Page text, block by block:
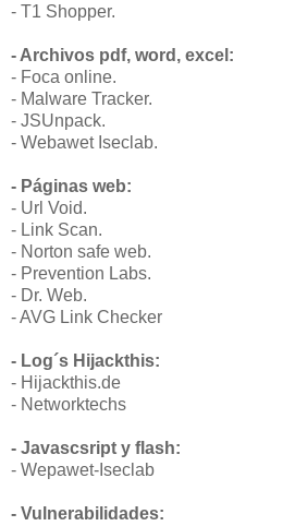
- T1 Shopper.
- Archivos pdf, word, excel:
- Foca online.
- Malware Tracker.
- JSUnpack.
- Webawet Iseclab.
- Páginas web:
- Url Void.
- Link Scan.
- Norton safe web.
- Prevention Labs.
- Dr. Web.
- AVG Link Checker
- Log´s Hijackthis:
- Hijackthis.de
- Networktechs
- Javascsript y flash:
- Wepawet-Iseclab
- Vulnerabilidades: